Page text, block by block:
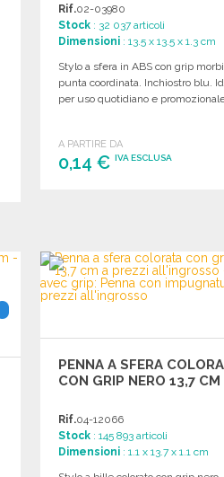
Rif.02-03980
Stock : 32 037 articoli
Dimensioni : 13.5 x 13.5 x 1.3 cm
Stylo a sfera in ABS con grip
punta coordinata. Inchiostro blu.
per uso quotidiano e
A PARTIRE DA
0,14 €IVA ESCLUSA
PENNA A SFERA
CON GRIP NERO 13,7 CM
Rif.04-12066
Stock : 145 893 articoli
Dimensioni : 1.1 x 13.7 x 1.1 cm